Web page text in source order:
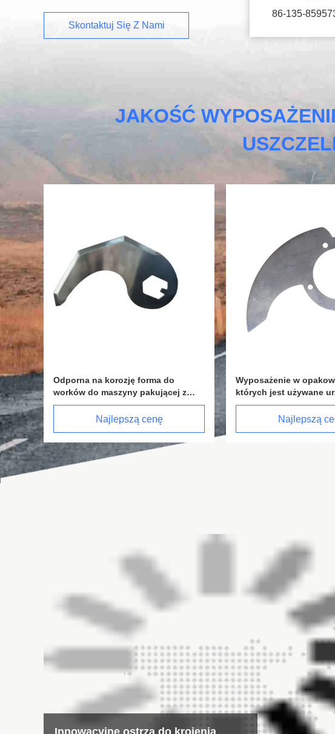
Skontaktuj Się Z Nami
86-135-
JAKOŚĆ
forma do
pakującej z
worka 50 mm-
worków
cenę
Wyposażenie w opakowania, w
których jest używane urządzenie do
pakowania, które jest odporne na
korozję
Najlepszą cenę
200